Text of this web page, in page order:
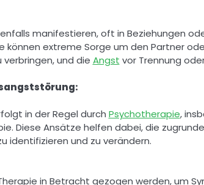
können extreme Sorge um den Partner
und die Angst vor Trennung
in der Regel durch Psychotherapie,
Diese Ansätze helfen dabei, die
identifizieren und zu verändern.
in Betracht gezogen werden, um